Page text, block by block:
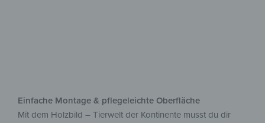
Einfache Montage & pflegeleichte Oberfläche
Mit dem Holzbild – Tierwelt der Kontinente musst du dir